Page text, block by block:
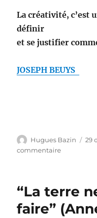
La créativité, c’est
définir
et se justifier
JOSEPH BEUYS
Auteur
Hugues Bazin 29
commentairesur
“La terre
faire”